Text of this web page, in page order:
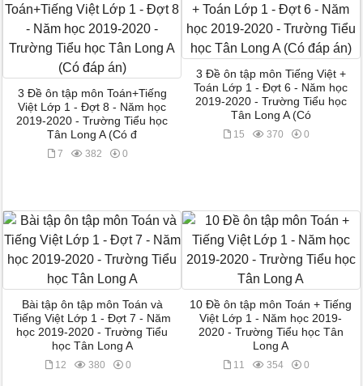
3 Đề ôn tập môn Toán+Tiếng
Việt Lớp 1 - Đợt 8 - Năm học
2019-2020 - Trường Tiểu học
Tân Long A (Có đ
7 382 0
3 Đề ôn tập môn Tiếng Việt +
Toán Lớp 1 - Đợt 6 - Năm học
2019-2020 - Trường Tiểu học
Tân Long A (Có
15 370 0
Bài tập ôn tập môn Toán và
Tiếng Việt Lớp 1 - Đợt 7 - Năm
học 2019-2020 - Trường Tiểu
học Tân Long A
12 380 0
10 Đề ôn tập môn Toán + Tiếng
Việt Lớp 1 - Năm học 2019-
2020 - Trường Tiểu học Tân
Long A
11 354 0